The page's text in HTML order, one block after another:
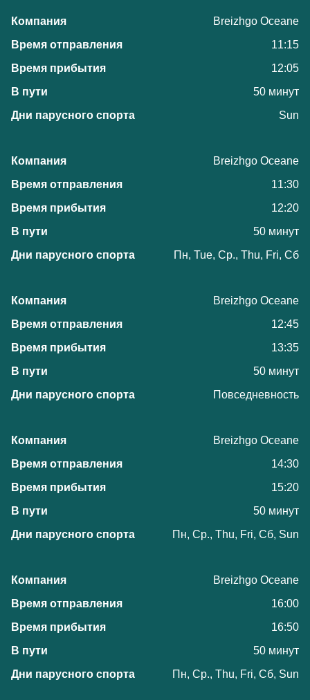
Breizhgo Oceane
11:15
12:05
50 минут
Sun
Breizhgo Oceane
11:30
12:20
50 минут
Пн, Tue, Ср., Thu, Fri, Сб
Breizhgo Oceane
12:45
13:35
50 минут
Повседневность
Breizhgo Oceane
14:30
15:20
50 минут
Пн, Ср., Thu, Fri, Сб, Sun
Breizhgo Oceane
16:00
16:50
50 минут
Пн, Ср., Thu, Fri, Сб, Sun